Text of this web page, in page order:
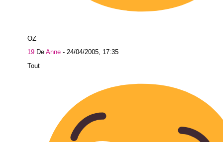
OZ
19 De Anne - 24/04/2005, 17:35
Tout